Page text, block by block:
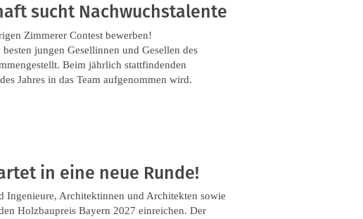
sucht Nachwuchstalente
Zimmerer Contest bewerben!
jungen Gesellinnen und Gesellen des
Beim jährlich stattfindenden
Jahres in das Team aufgenommen wird.
in eine neue Runde!
Ingenieure, Architektinnen und Architekten sowie
Holzbaupreis Bayern 2027 einreichen. Der